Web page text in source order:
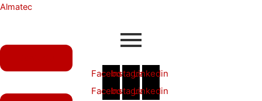
Ir
Almatec
FacebookInstagramLinkedin
FacebookInstagramLinkedin